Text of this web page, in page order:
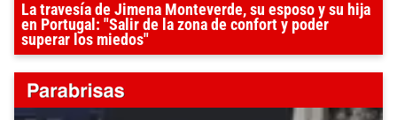
La travesía de Jimena Monteverde, su esposo y su hija
en Portugal: "Salir de la zona de confort y poder
superar los miedos"